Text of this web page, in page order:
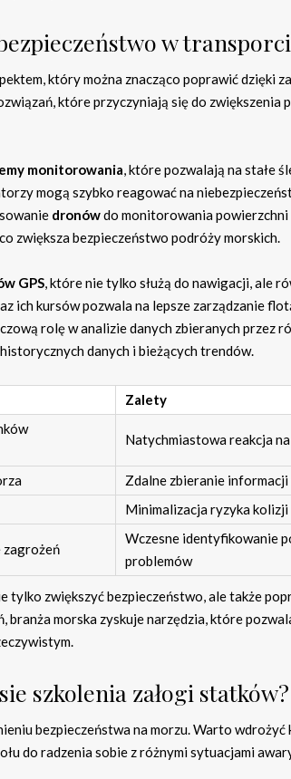
w
który można znacząco poprawić dzięki
które przyczyniają się do zwiększenia
monitorowania, które pozwalają na stałe
mogą szybko reagować na
dronówdo monitorowania powierzchni
zwiększa bezpieczeństwo podróży morskich.
GPS, które nie tylko służą do nawigacji, ale
kursów pozwala na lepsze zarządzanie
rolę w analizie danych zbieranych przez
danych i bieżących trendów.
Zalety
Natychmiastowa reakcja
Zdalne zbieranie
Minimalizacja ryzyka kolizji
zagrożeń
Wczesne identyfikowanie
problemów
zwiększyć bezpieczeństwo, ale także
morska zyskuje narzędzia, które
szkolenia załogi statków?
bezpieczeństwa na morzu. Warto wdrożyć
do radzenia sobie z różnymi sytuacjami